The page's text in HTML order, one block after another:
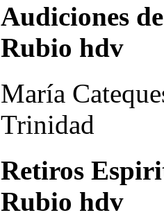
Audiciones
Rubio hdv
María
Trinidad
Retiros
Rubio hdv